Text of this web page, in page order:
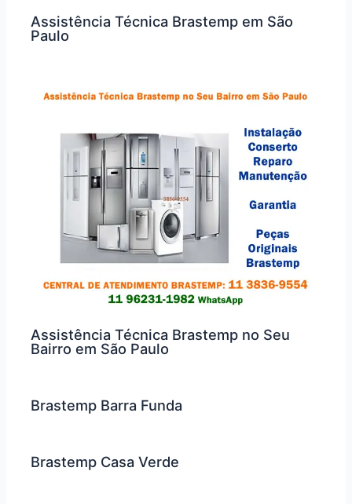
Assistência Técnica Brastemp em São
Paulo
Assistência Técnica Brastemp no Seu
Bairro em São Paulo
Brastemp Barra Funda
Brastemp Casa Verde